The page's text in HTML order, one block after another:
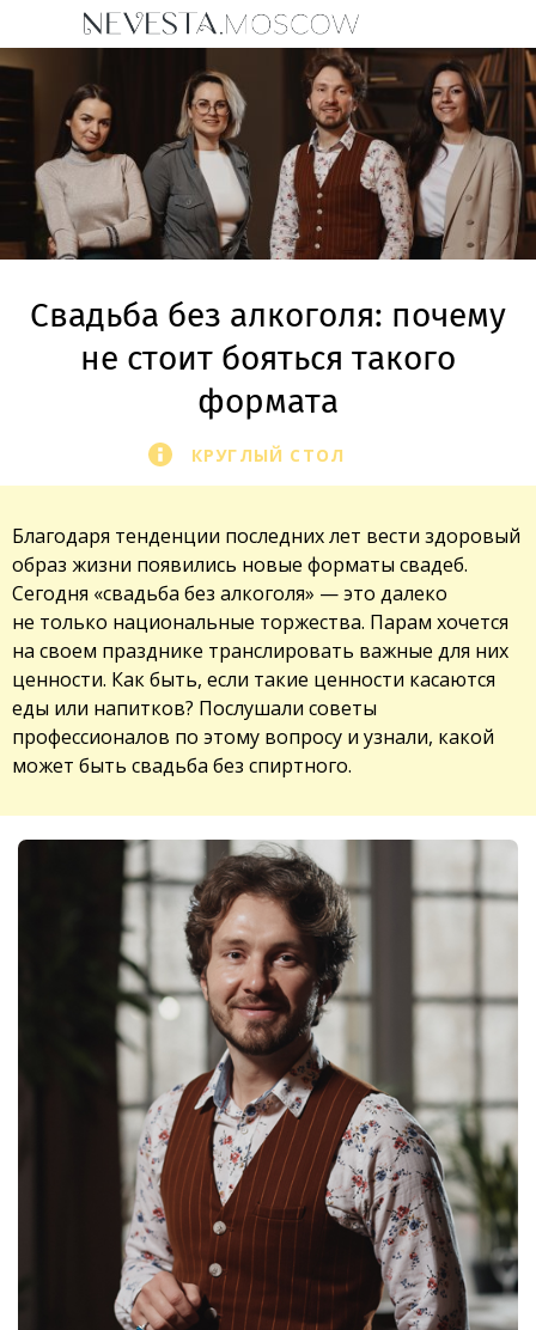
Свадьба без алкоголя: почему
не стоит бояться такого
формата
КРУГЛЫЙ СТОЛ
Благодаря тенденции последних лет вести здоровый
образ жизни появились новые форматы свадеб.
Сегодня «свадьба без алкоголя» — это далеко
не только национальные торжества. Парам хочется
на своем празднике транслировать важные для них
ценности. Как быть, если такие ценности касаются
еды или напитков? Послушали советы
профессионалов по этому вопросу и узнали, какой
может быть свадьба без спиртного.